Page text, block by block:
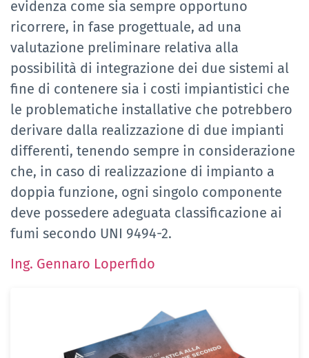
evidenza come sia sempre opportuno
ricorrere, in fase progettuale, ad una
valutazione preliminare relativa alla
possibilità di integrazione dei due sistemi al
fine di contenere sia i costi impiantistici che
le problematiche installative che potrebbero
derivare dalla realizzazione di due impianti
differenti, tenendo sempre in considerazione
che, in caso di realizzazione di impianto a
doppia funzione, ogni singolo componente
deve possedere adeguata classificazione ai
fumi secondo UNI 9494-2.
Ing. Gennaro Loperfido